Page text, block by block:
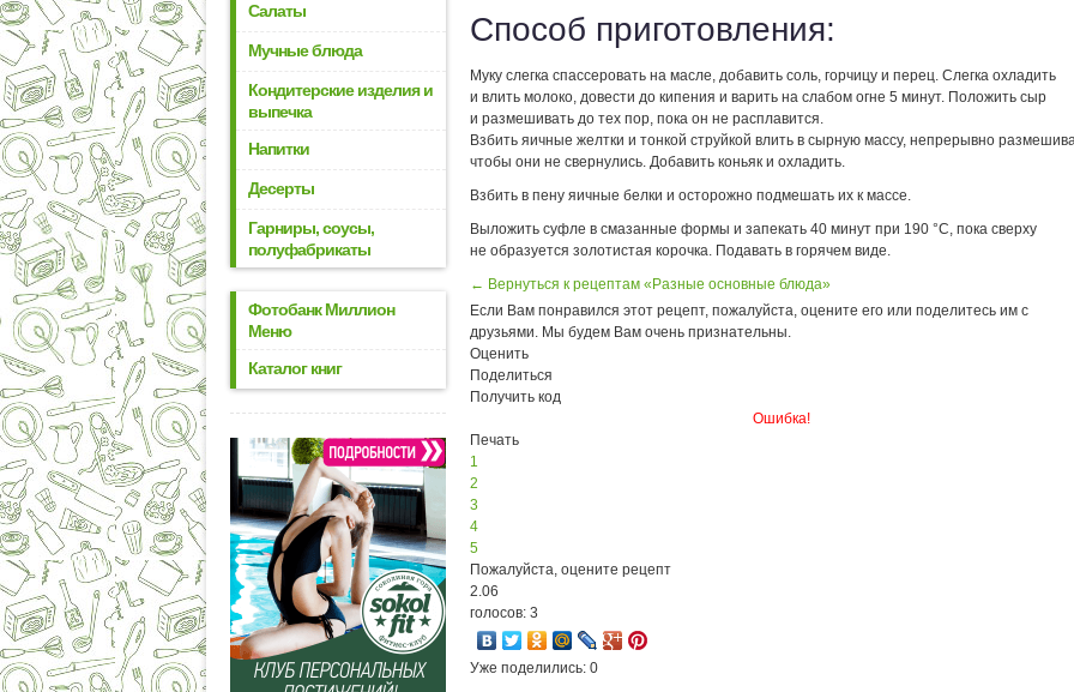
Салаты
Мучные блюда
Кондитерские изделия и
выпечка
Напитки
Десерты
Гарниры, соусы,
полуфабрикаты
Фотобанк Миллион
Меню
Каталог книг
Способ приготовления:
Муку слегка спассеровать на масле, добавить соль, горчицу и перец. Слегка охладить
и влить молоко, довести до кипения и варить на слабом огне 5 минут. Положить сыр
и размешивать до тех пор, пока он не расплавится.
Взбить яичные желтки и тонкой струйкой влить в сырную массу, непрерывно
чтобы они не свернулись. Добавить коньяк и охладить.
Взбить в пену яичные белки и осторожно подмешать их к массе.
Выложить суфле в смазанные формы и запекать 40 минут при 190 °С, пока сверху
не образуется золотистая корочка. Подавать в горячем виде.
← Вернуться к рецептам «Разные основные блюда»
Если Вам понравился этот рецепт, пожалуйста, оцените его или поделитесь им с
друзьями. Мы будем Вам очень признательны.
Оценить
Поделиться
Получить код
Ошибка!
Печать
1
2
3
4
5
Пожалуйста, оцените рецепт
2.06
голосов: 3
Уже поделились: 0